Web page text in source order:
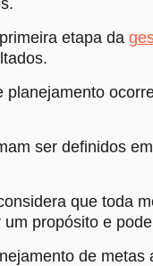
etapa da
planejamento
ser definidos
que toda
propósito e
de